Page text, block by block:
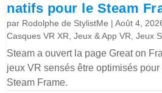
natifs pour le Steam
par Rodolphe de StylistMe |Août 4,
Casques VR XR,Jeux & App VR,Jeux
Steam a ouvert la page Great on
jeux VR sensés être optimisés
Steam Frame.